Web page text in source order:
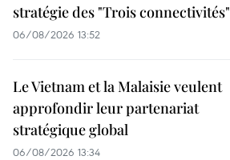
stratégie des "Trois connectivités"
06/08/2026 13:52
Le Vietnam et la Malaisie veulent
approfondir leur partenariat
stratégique global
06/08/2026 13:34